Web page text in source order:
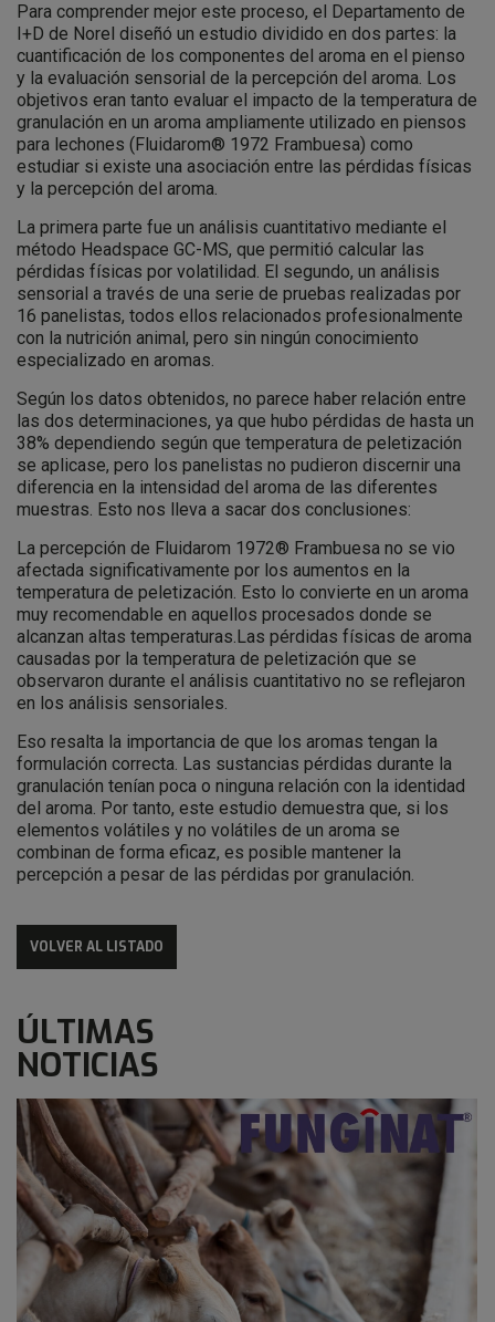
Para comprender mejor este proceso, el Departamento de
I+D de Norel diseñó un estudio dividido en dos partes: la
cuantificación de los componentes del aroma en el pienso
y la evaluación sensorial de la percepción del aroma. Los
objetivos eran tanto evaluar el impacto de la temperatura de
granulación en un aroma ampliamente utilizado en piensos
para lechones (Fluidarom® 1972 Frambuesa) como
estudiar si existe una asociación entre las pérdidas físicas
y la percepción del aroma.
La primera parte fue un análisis cuantitativo mediante el
método Headspace GC-MS, que permitió calcular las
pérdidas físicas por volatilidad. El segundo, un análisis
sensorial a través de una serie de pruebas realizadas por
16 panelistas, todos ellos relacionados profesionalmente
con la nutrición animal, pero sin ningún conocimiento
especializado en aromas.
Según los datos obtenidos, no parece haber relación entre
las dos determinaciones, ya que hubo pérdidas de hasta un
38% dependiendo según que temperatura de peletización
se aplicase, pero los panelistas no pudieron discernir una
diferencia en la intensidad del aroma de las diferentes
muestras. Esto nos lleva a sacar dos conclusiones:
La percepción de Fluidarom 1972® Frambuesa no se vio
afectada significativamente por los aumentos en la
temperatura de peletización. Esto lo convierte en un aroma
muy recomendable en aquellos procesados donde se
alcanzan altas temperaturas.Las pérdidas físicas de aroma
causadas por la temperatura de peletización que se
observaron durante el análisis cuantitativo no se reflejaron
en los análisis sensoriales.
Eso resalta la importancia de que los aromas tengan la
formulación correcta. Las sustancias pérdidas durante la
granulación tenían poca o ninguna relación con la identidad
del aroma. Por tanto, este estudio demuestra que, si los
elementos volátiles y no volátiles de un aroma se
combinan de forma eficaz, es posible mantener la
percepción a pesar de las pérdidas por granulación.
VOLVER AL LISTADO
ÚLTIMAS
NOTICIAS